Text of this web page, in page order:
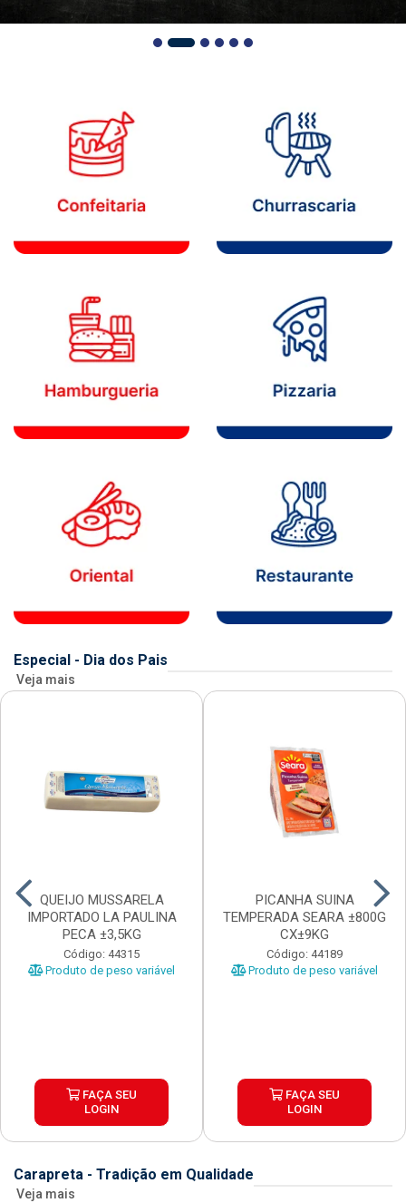
Especial - Dia dos Pais
Veja mais
QUEIJO MUSSARELA
IMPORTADO LA PAULINA
PECA ±3,5KG
Código: 44315
Produto de peso variável
FAÇA SEU
LOGIN
PICANHA SUINA
TEMPERADA SEARA ±800G
CX±9KG
Código: 44189
Produto de peso variável
FAÇA SEU
LOGIN
Carapreta - Tradição em Qualidade
Veja mais